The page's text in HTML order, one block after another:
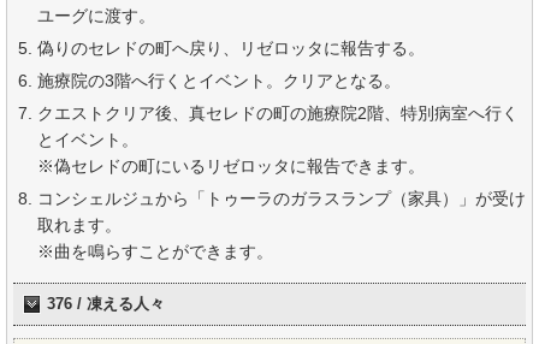
ユーグに渡す。
偽りのセレドの町へ戻り、リゼロッタに報告する。
施療院の3階へ行くとイベント。クリアとなる。
クエストクリア後、真セレドの町の施療院2階、特別病室へ行く
とイベント。
※偽セレドの町にいるリゼロッタに報告できます。
コンシェルジュから「トゥーラのガラスランプ（家具）」が受け
取れます。
※曲を鳴らすことができます。
376 / 凍える人々